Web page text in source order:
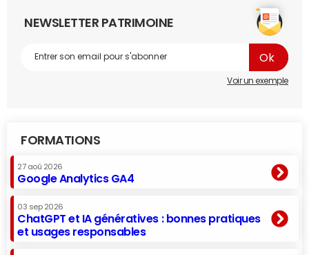
NEWSLETTER PATRIMOINE
Voir un exemple
FORMATIONS
27 aoû 2026
Google Analytics GA4
03 sep 2026
ChatGPT et IA génératives : bonnes pratiques
et usages responsables